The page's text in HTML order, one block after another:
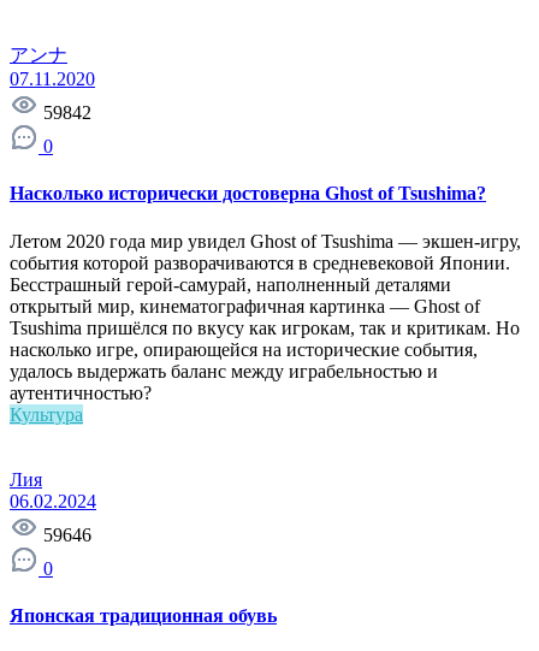
アンナ
07.11.2020
59842
0
Насколько исторически достоверна Ghost of Tsushima?
Летом 2020 года мир увидел Ghost of Tsushima — экшен-игру,
события которой разворачиваются в средневековой Японии.
Бесстрашный герой-самурай, наполненный деталями
открытый мир, кинематографичная картинка — Ghost of
Tsushima пришёлся по вкусу как игрокам, так и критикам. Но
насколько игре, опирающейся на исторические события,
удалось выдержать баланс между играбельностью и
аутентичностью?
Культура
Лия
06.02.2024
59646
0
Японская традиционная обувь